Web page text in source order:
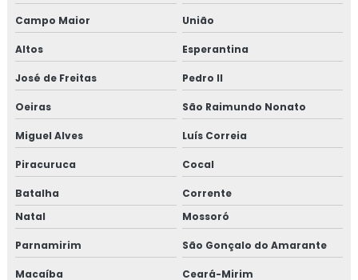
Campo Maior União
Altos Esperantina
José de Freitas Pedro II
Oeiras São Raimundo Nonato
Miguel Alves Luís Correia
Piracuruca Cocal
Batalha
Corrente
Natal
Mossoró
Parnamirim São Gonçalo do Amarante
Macaíba Ceará-Mirim